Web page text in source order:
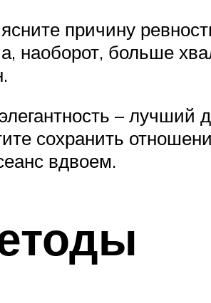
причину
наоборот, больше
–
сохранить
вдвоем.